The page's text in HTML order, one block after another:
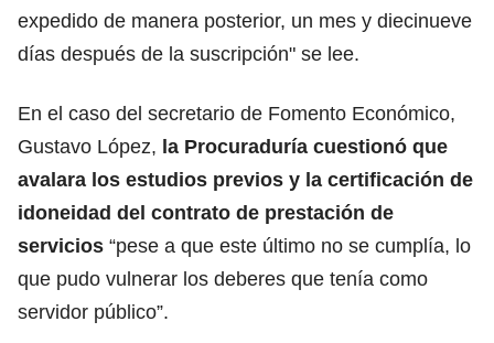
expedido de manera posterior, un mes y diecinueve
días después de la suscripción" se lee.
En el caso del secretario de Fomento Económico,
Gustavo López, la Procuraduría cuestionó que
avalara los estudios previos y la certificación de
idoneidad del contrato de prestación de
servicios “pese a que este último no se cumplía, lo
que pudo vulnerar los deberes que tenía como
servidor público”.